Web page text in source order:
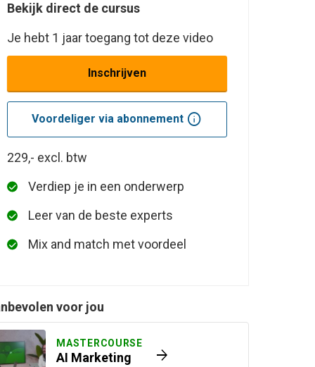
Bekijk direct de cursus
Je hebt 1 jaar toegang tot deze video
Inschrijven
Voordeliger via abonnement info
229,- excl. btw
Verdiep je in een onderwerp
Leer van de beste experts
Mix and match met voordeel
voor jou
MASTERCOURSE
AI Marketing arrow_forward